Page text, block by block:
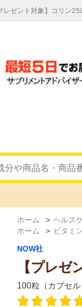
レゼント対象】コリン
ホーム > ヘルス
ホーム
> ビタミ
NOW社
【プレ
100粒（カプセ